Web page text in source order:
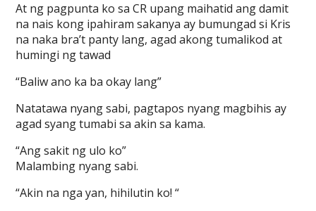
At ng pagpunta ko sa CR upang maihatid ang damit
na nais kong ipahiram sakanya ay bumungad si Kris
na naka bra’t panty lang, agad akong tumalikod at
humingi ng tawad
“Baliw ano ka ba okay lang”
Natatawa nyang sabi, pagtapos nyang magbihis ay
agad syang tumabi sa akin sa kama.
“Ang sakit ng ulo ko”
Malambing nyang sabi.
“Akin na nga yan, hihilutin ko! “